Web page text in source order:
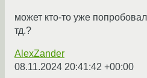
может кто-то уже
тд.?
AlexZander
08.11.2024 20:41:42 +00:00